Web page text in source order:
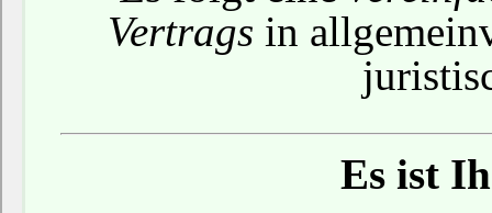
Vertrags in
Es ist